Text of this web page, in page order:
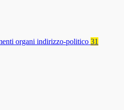
organi indirizzo-politico 31